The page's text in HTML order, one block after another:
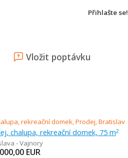
Přihlašte se!
Vložit poptávku
chalupa, rekreační domek, 75 m2
- Vajnory
EUR